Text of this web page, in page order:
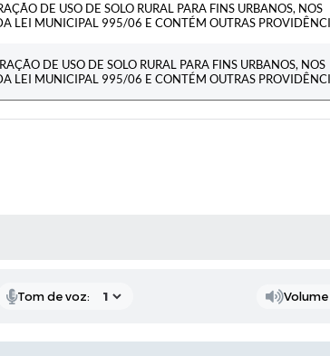
DE USO DE SOLO RURAL PARA FINS URBANOS, NOS
LEI MUNICIPAL 995/06 E CONTÉM OUTRAS
DE USO DE SOLO RURAL PARA FINS URBANOS, NOS
LEI MUNICIPAL 995/06 E CONTÉM OUTRAS
Tom de voz: Volume